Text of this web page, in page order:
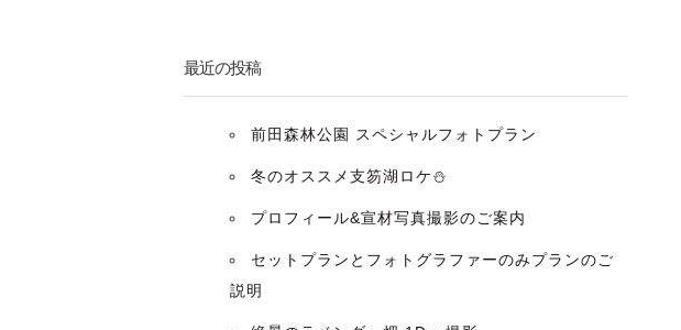
最近の投稿
前田森林公園 スペシャルフォトプラン
冬のオススメ支笏湖ロケ⛄️
プロフィール&宣材写真撮影のご案内
セットプランとフォトグラファーのみプランのご
説明